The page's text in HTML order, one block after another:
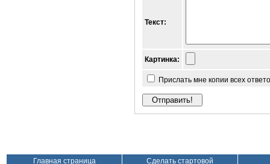
Текст:
Картинка:
Прислать мне копии всех
Главная страница Сделать стартовой